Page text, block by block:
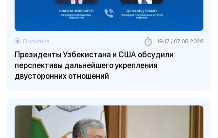
Президенты Узбекистана и США обсудили
перспективы дальнейшего укрепления
двусторонних отношений
Политика 19:17 / 07.08.2026